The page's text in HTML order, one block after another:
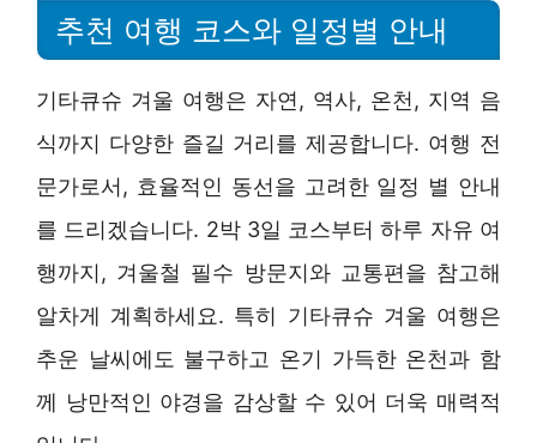
추천 여행 코스와 일정별 안내
기타큐슈 겨울 여행은 자연, 역사, 온천, 지역 음
식까지 다양한 즐길 거리를 제공합니다. 여행 전
문가로서, 효율적인 동선을 고려한 일정 별 안내
를 드리겠습니다. 2박 3일 코스부터 하루 자유 여
행까지, 겨울철 필수 방문지와 교통편을 참고해
알차게 계획하세요. 특히 기타큐슈 겨울 여행은
추운 날씨에도 불구하고 온기 가득한 온천과 함
께 낭만적인 야경을 감상할 수 있어 더욱 매력적